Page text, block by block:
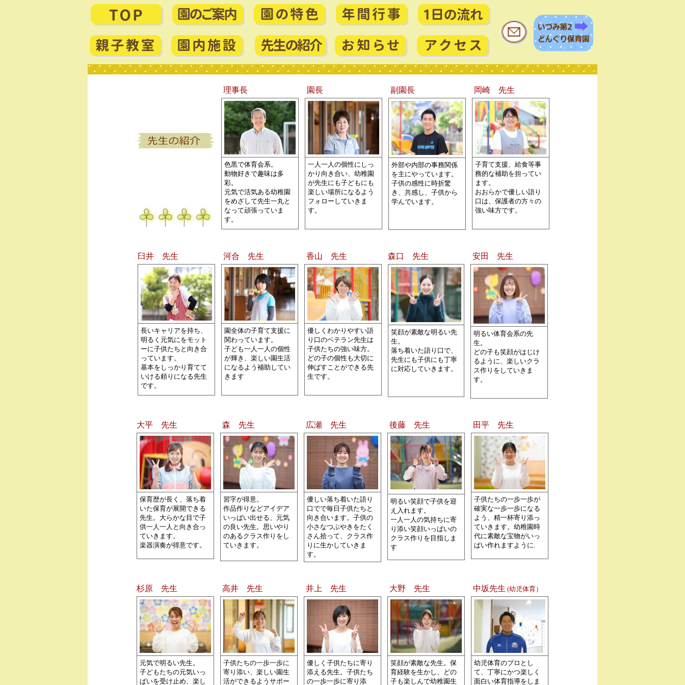
理事長 園長 副園長 岡崎 先生
色黒で体育会系。
動物好きで趣味は多
彩。
元気で活気ある幼稚園
をめざして先生一丸と
なって頑張っていま
す。
一人一人の個性にしっ
かり向き合い、幼稚園
が先生にも子どもにも
楽しい場所になるよう
フォローしていきま
す。
外部や内部の事務関係
を主にやっています。
子供の感性に時折驚
き、共感し、子供から
学んでいます。
子育て支援、給食等事
務的な補助を担ってい
ます。
おおらかで優しい語り
口は、保護者の方々の
強い味方です。
臼井 先生 河合 先生 香山 先生 森口 先生 安田 先生
長いキャリアを持ち、
明るく元気にをモット
ーに子供たちと向き合
っています。
基本をしっかり育てて
いける頼りになる先生
です。
園全体の子育て支援に
関わっています。
子ども一人一人の個性
が輝き、楽しい園生活
になるよう補助してい
きます
優しくわかりやすい語
り口のベテラン先生は
子供たちの強い味方。
どの子の個性も大切に
伸ばすことができる先
生です。
笑顔が素敵な明るい先
生。
落ち着いた語り口で、
先生にも子供にも丁寧
に対応していきます。
明るい体育会系の先
生。
どの子も笑顔がはじけ
るように、楽しいクラ
ス作りをしていきま
す。
大平 先生 森 先生 広瀬 先生 後藤 先生 田平 先生
保育歴が長く、落ち着
いた保育が展開できる
先生。大らかな目で子
供一人一人と向き合っ
ていきます。
楽器演奏が得意です。
習字が得意。
作品作りなどアイデア
いっぱい出せる、元気
の良い先生。思いやり
のあるクラス作りをし
ていきます。
優しい落ち着いた語り
口でで毎日子供たちと
向き合います。 子供の
小さなつぶやきをたく
さん拾って、クラス作
りに生かしていきま
す。
明るい笑顔で子供を迎
え入れます。
一人一人の気持ちに寄
り添い笑顔いっぱいの
クラス作りを目指しま
す
子供たちの一歩一歩が
確実な一歩一歩になる
よう、精一杯寄り添っ
ていきます。幼稚園時
代に素敵な宝物がいっ
ぱい作れますように.
杉原 先生 高井 先生 井上 先生 大野 先生 中坂先生 (幼児体育）
元気で明るい先生。
子どもたちの元気いっ
ぱいを受け止め、楽し
子供たちの一歩一歩に
寄り添い、楽しい園生
活ができるようサポー
優しく子供たちに寄り
添える先生。子供たち
の一歩一歩に寄り添
笑顔が素敵な先生。保
育経験を生かし、どの
子も楽しんで幼稚園生
幼児体育のプロとし
て、丁寧にかつ楽しく
面白い体育指導をしま